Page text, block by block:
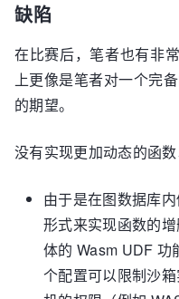
缺陷
在比赛后，笔者也有非
上更像是笔者对一个完
的期望。
没有实现更加动态的函
由于是在图数据库
形式来实现函数的
体的 Wasm UDF 功
个配置可以限制沙